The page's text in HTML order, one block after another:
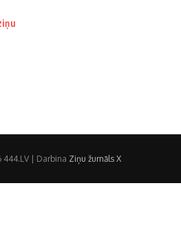
| Darbina Ziņu žurnāls X